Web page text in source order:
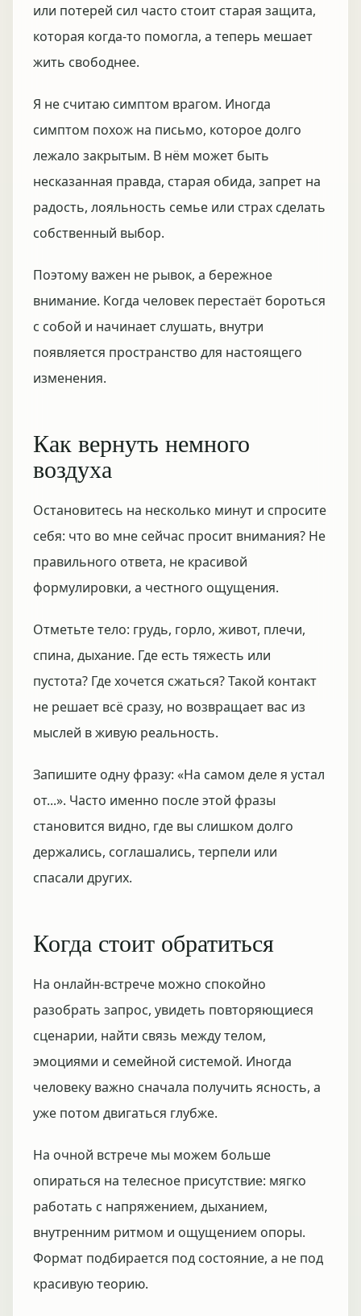
или потерей сил часто стоит старая защита,
которая когда-то помогла, а теперь мешает
жить свободнее.
Я не считаю симптом врагом. Иногда
симптом похож на письмо, которое долго
лежало закрытым. В нём может быть
несказанная правда, старая обида, запрет на
радость, лояльность семье или страх сделать
собственный выбор.
Поэтому важен не рывок, а бережное
внимание. Когда человек перестаёт бороться
с собой и начинает слушать, внутри
появляется пространство для настоящего
изменения.
Как вернуть немного
воздуха
Остановитесь на несколько минут и спросите
себя: что во мне сейчас просит внимания? Не
правильного ответа, не красивой
формулировки, а честного ощущения.
Отметьте тело: грудь, горло, живот, плечи,
спина, дыхание. Где есть тяжесть или
пустота? Где хочется сжаться? Такой контакт
не решает всё сразу, но возвращает вас из
мыслей в живую реальность.
Запишите одну фразу: «На самом деле я устал
от...». Часто именно после этой фразы
становится видно, где вы слишком долго
держались, соглашались, терпели или
спасали других.
Когда стоит обратиться
На онлайн-встрече можно спокойно
разобрать запрос, увидеть повторяющиеся
сценарии, найти связь между телом,
эмоциями и семейной системой. Иногда
человеку важно сначала получить ясность, а
уже потом двигаться глубже.
На очной встрече мы можем больше
опираться на телесное присутствие: мягко
работать с напряжением, дыханием,
внутренним ритмом и ощущением опоры.
Формат подбирается под состояние, а не под
красивую теорию.